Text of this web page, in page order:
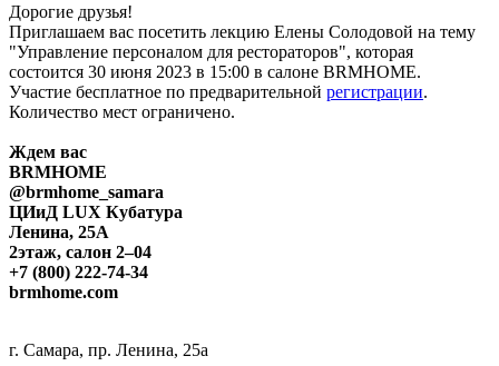
Дорогие друзья!
Приглашаем вас посетить лекцию Елены Солодовой на тему
"Управление персоналом для рестораторов", которая
состоится 30 июня 2023 в 15:00 в салоне BRMHOME.
Участие бесплатное по предварительной регистрации.
Количество мест ограничено.
Ждем вас
BRMHOME
@brmhome_samara
ЦИиД LUX Кубатура
Ленина, 25А
2этаж, салон 2–04
+7 (800) 222-74-34
brmhome.com
г. Самара, пр. Ленина, 25а